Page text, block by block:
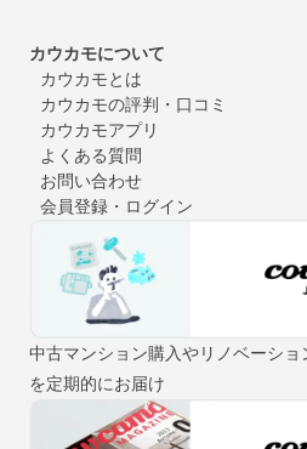
カウカモについて
カウカモとは
カウカモの評判・口コミ
カウカモアプリ
よくある質問
お問い合わせ
会員登録・ログイン
中古マンション購入やリノベーシ
を定期的にお届け